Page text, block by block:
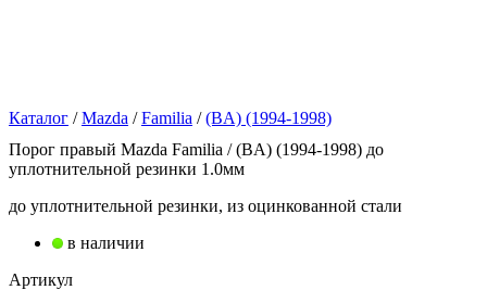
Каталог /Mazda /Familia /(BA) (1994-1998)
Порог правый Mazda Familia / (BA) (1994-1998) до
уплотнительной резинки 1.0мм
до уплотнительной резинки, из оцинкованной стали
в наличии
Артикул